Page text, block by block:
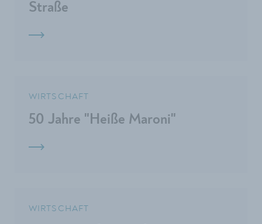
Straße
WIRTSCHAFT
50 Jahre "Heiße Maroni"
WIRTSCHAFT